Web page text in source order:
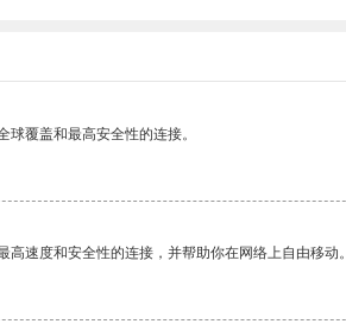
覆盖和最高安全性的连接。
速度和安全性的连接，并帮助你在网络上自由移动。